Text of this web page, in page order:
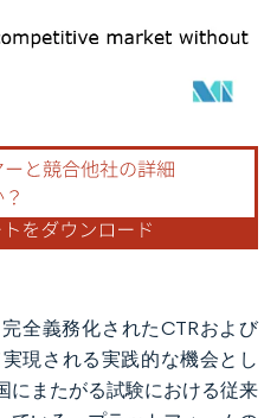
はCC BY 4.0の表示が必要です。
全義務化されたCTRおよび
現される実践的な機会とし
にまたがる試験における従来